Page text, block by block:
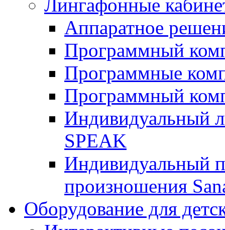
Лингафонные
Аппаратное
Программный
Программные
Программный
Индивидуальный
SPEAK
Индивидуальный
произношения
Оборудование для